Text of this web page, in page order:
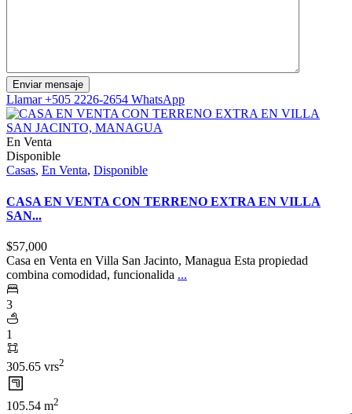
Llamar+505 2226-2654 WhatsApp
En Venta
Disponible
Casas, En Venta, Disponible
CASA EN VENTA CON TERRENO EXTRA EN VILLA
SAN...
$57,000
Casa en Venta en Villa San Jacinto, Managua Esta propiedad
combina comodidad, funcionalida ...
3
1
305.65 vrs2
105.54 m2